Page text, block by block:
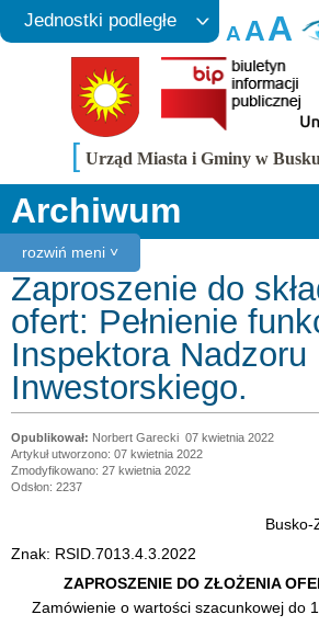
AAA
Jednostki podległe
[ Urząd Miasta i Gminy w
rozwiń meni ˅
Archiwum
Zaproszenie do
ofert: Pełnienie
Inspektora Nadzoru
Inwestorskiego.
Norbert Garecki 07 kwietnia 2022
Artykuł utworzono: 07 kwietnia 2022
Zmodyfikowano: 27 kwietnia 2022
Odsłon: 2237
Busko-
Znak: RSID.7013.4.3.2022
ZAPROSZENIE DO ZŁOŻENIA
Zamówienie o wartości szacunkowej do